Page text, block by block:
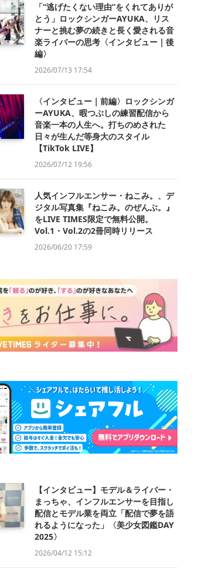
「“逃げたくない理由”をくれてありが
とう」ロックシンガーAYUKA、リス
ナーと挑む夢の続きと長く愛される音
楽ライバーの思考〈インタビュー｜後
編〉
2026/07/13 17:54
〈インタビュー｜前編〉ロックシンガ
ーAYUKA、暇つぶしの練習配信から
音楽一本の人生へ。打ちのめされた
日々が生んだ等身大のスタイル
【TikTok LIVE】
2026/07/12 19:56
人気インフルエンサー・ねこみ。、デ
ジタル写真集『ねこみ。のぜんぶ。』
をLIVE TIMES限定で無料公開。
Vol.1・Vol.2の2冊同時リリース
2026/06/20 17:59
【インタビュー】モデル＆ライバー・
まっちゃ、インフルエンサーを目指し
配信とモデル業を両立「配信で夢を語
れるようになった」〈美少女図鑑DAY
2025〉
2026/04/12 15:12